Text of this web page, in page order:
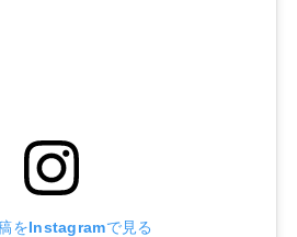
をInstagramで見る